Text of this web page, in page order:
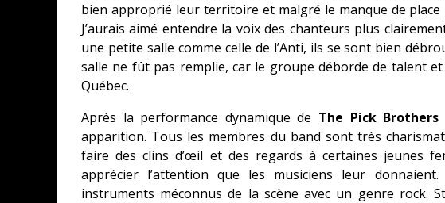
bien approprié leur territoire et malgré le manque de
J’aurais aimé entendre la voix des chanteurs plus
une petite salle comme celle de l’Anti, ils se sont bien
salle ne fût pas remplie, car le groupe déborde de talent
Québec.
Après la performance dynamique de The Pick Brothers
apparition. Tous les membres du band sont très
faire des clins d’œil et des regards à certaines jeunes
apprécier l’attention que les musiciens leur
instruments méconnus de la scène avec un genre rock.